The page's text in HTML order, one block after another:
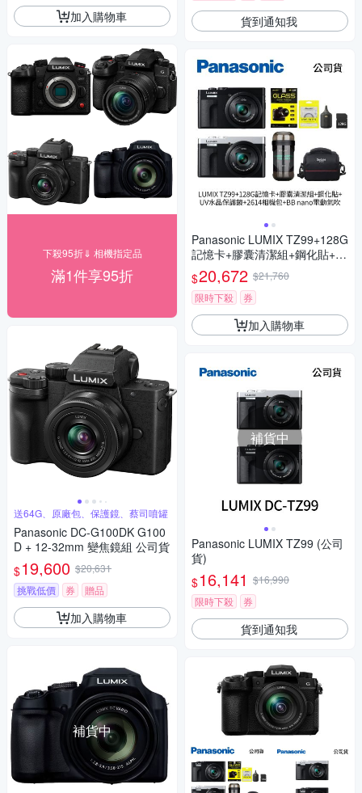
加入購物車
下殺95折⇓ 相機指定品
滿1件享95折
送64G、原廠包、保護鏡、蔡司噴罐
Panasonic DC-G100DK G100
D + 12-32mm 變焦鏡組 公司貨
$19,600 $20,631
挑戰低價
券 贈品
加入購物車
補貨中
貨到通知我
Panasonic LUMIX TZ99+128G
記憶卡+膠囊清潔組+鋼化貼+水
晶保護鏡+2614相機包+NITEC
ORE BB nano 迷你電動氣吹
(公司貨)
$20,672 $21,760
限時下殺
券
加入購物車
補貨中
Panasonic LUMIX TZ99 (公司
貨)
$16,141 $16,990
限時下殺
券
貨到通知我